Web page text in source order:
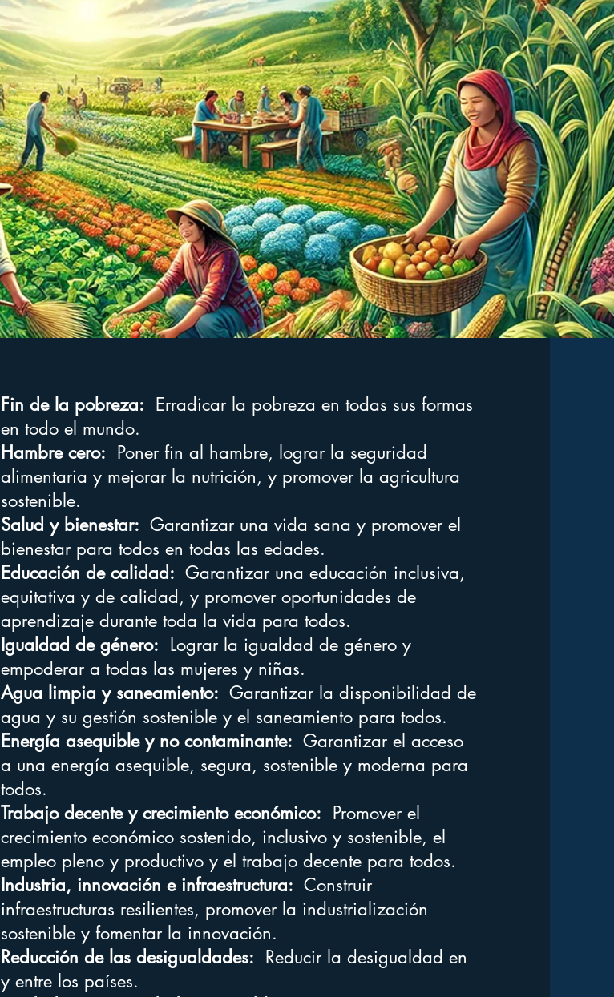
Fin de la pobreza: Erradicar la pobreza en todas sus formas
en todo el mundo.
Hambre cero: Poner fin al hambre, lograr la seguridad
alimentaria y mejorar la nutrición, y promover la agricultura
sostenible.
Salud y bienestar: Garantizar una vida sana y promover el
bienestar para todos en todas las edades.
Educación de calidad: Garantizar una educación inclusiva,
equitativa y de calidad, y promover oportunidades de
aprendizaje durante toda la vida para todos.
Igualdad de género: Lograr la igualdad de género y
empoderar a todas las mujeres y niñas.
Agua limpia y saneamiento: Garantizar la disponibilidad de
agua y su gestión sostenible y el saneamiento para todos.
Energía asequible y no contaminante:Garantizar el acceso
a una energía asequible, segura, sostenible y moderna para
todos.
Trabajo decente y crecimiento económico: Promover el
crecimiento económico sostenido, inclusivo y sostenible, el
empleo pleno y productivo y el trabajo decente para todos.
Industria, innovación e infraestructura: Construir
infraestructuras resilientes, promover la industrialización
sostenible y fomentar la innovación.
Reducción de las desigualdades: Reducir la desigualdad en
y entre los países.